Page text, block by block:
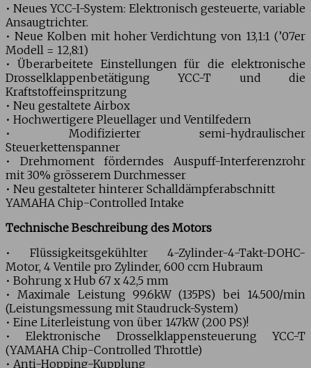
• Neues YCC-I-System: Elektronisch gesteuerte, variable
Ansaugtrichter.
• Neue Kolben mit hoher Verdichtung von 13,1:1 (’07er
Modell = 12,8:1)
• Überarbeitete Einstellungen für die elektronische
Drosselklappenbetätigung YCC-T und die
Kraftstoffeinspritzung
• Neu gestaltete Airbox
• Hochwertigere Pleuellager und Ventilfedern
• Modifizierter semi-hydraulischer
Steuerkettenspanner
• Drehmoment förderndes Auspuff-Interferenzrohr
mit 30% grösserem Durchmesser
• Neu gestalteter hinterer Schalldämpferabschnitt
YAMAHA Chip-Controlled Intake
Technische Beschreibung des Motors
• Flüssigkeitsgekühlter 4-Zylinder-4-Takt-DOHC-
Motor, 4 Ventile pro Zylinder, 600 ccm Hubraum
• Bohrung x Hub 67 x 42,5 mm
• Maximale Leistung 99.6kW (135PS) bei 14.500/min
(Leistungsmessung mit Staudruck-System)
• Eine Literleistung von über 147kW (200 PS)!
• Elektronische Drosselklappensteuerung YCC-T
(YAMAHA Chip-Controlled Throttle)
• Anti-Hopping-Kupplung